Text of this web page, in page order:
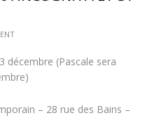
décembre (Pascale sera
– 28 rue des Bains –